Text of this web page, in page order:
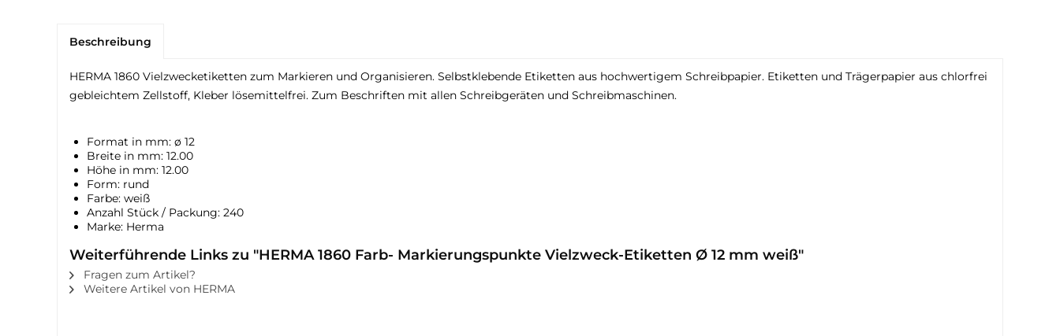
Beschreibung
HERMA 1860 Vielzwecketiketten zum Markieren und Organisieren. Selbstklebende Etiketten aus hochwertigem Schreibpapier. Etiketten und Trägerpapier aus chlorfrei
gebleichtem Zellstoff, Kleber lösemittelfrei. Zum Beschriften mit allen Schreibgeräten und Schreibmaschinen.
Format in mm: ø 12
Breite in mm: 12.00
Höhe in mm: 12.00
Form: rund
Farbe: weiß
Anzahl Stück / Packung: 240
Marke: Herma
Weiterführende Links zu "HERMA 1860 Farb- Markierungspunkte Vielzweck-Etiketten Ø 12 mm weiß"
Fragen zum Artikel?
Weitere Artikel von HERMA